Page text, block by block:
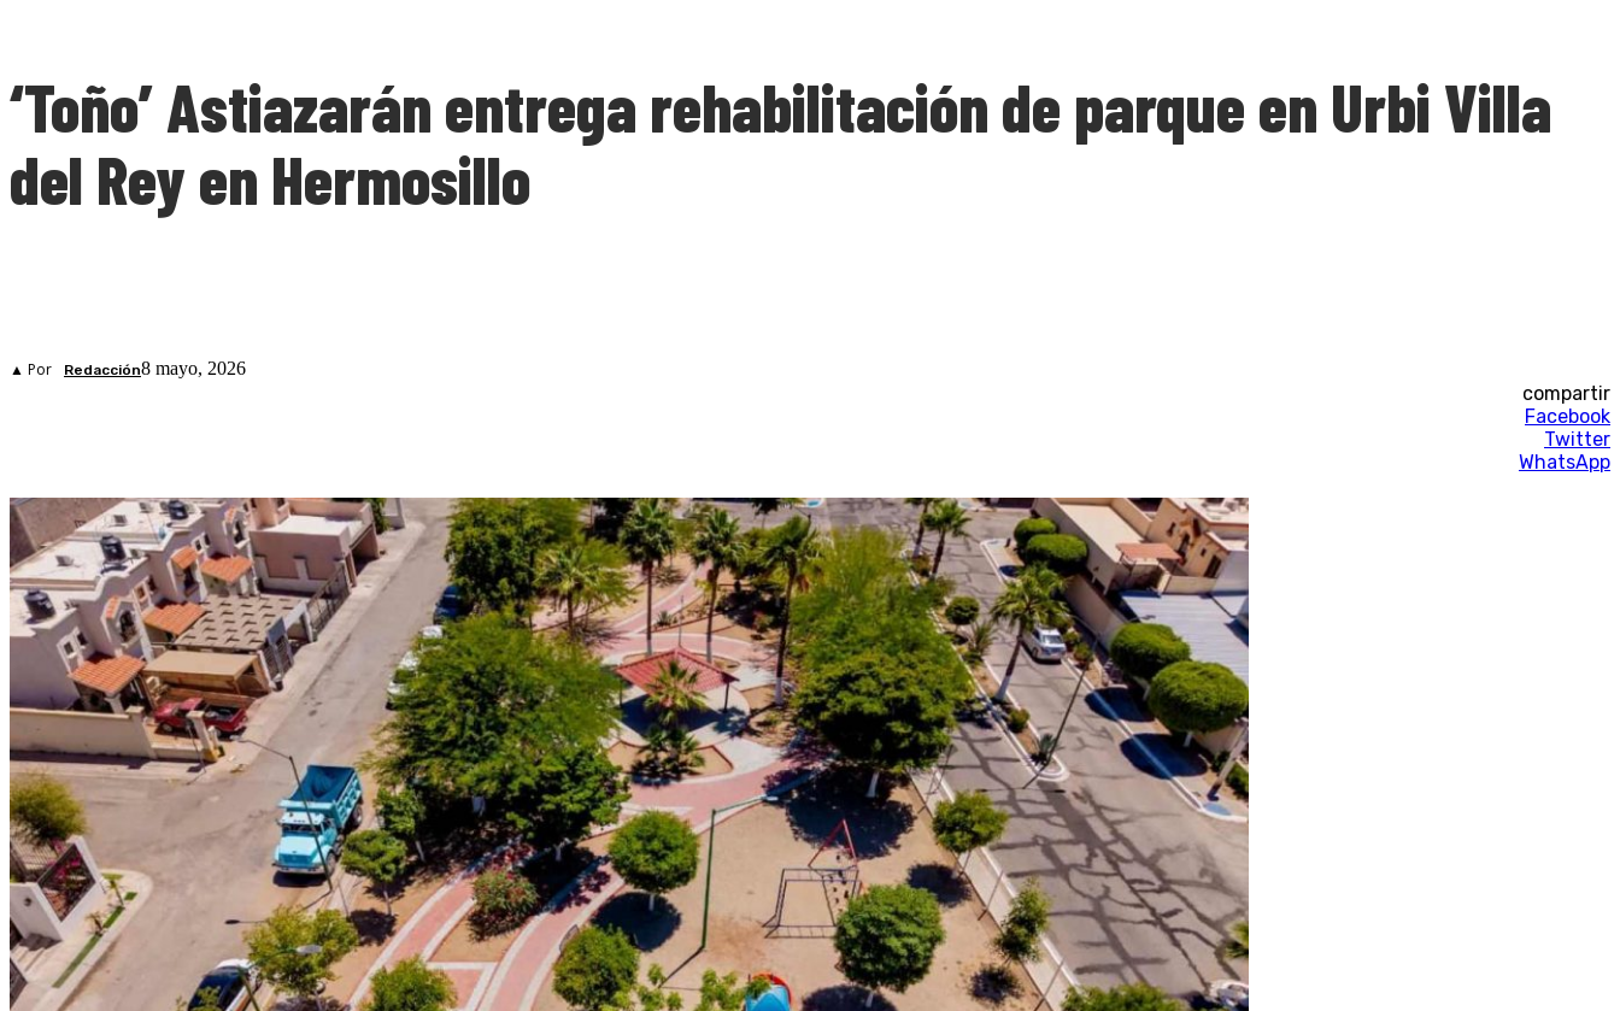
‘Toño’ Astiazarán entrega rehabilitación de parque en Urbi Villa
del Rey en Hermosillo
▲ Por Redacción8 mayo, 2026
compartir
Facebook
Twitter
WhatsApp